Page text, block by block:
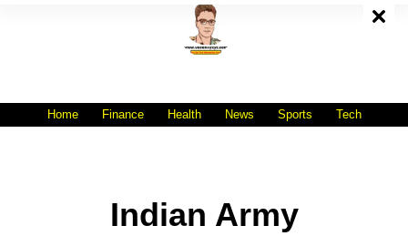
Home Finance Health News Sports Tech
Indian Army